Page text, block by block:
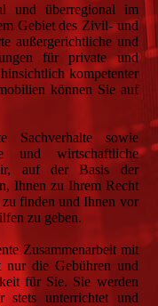
und überregional im
Gebiet des Zivil- und
außergerichtliche und
für private und
kompetenter
können Sie auf
Sachverhalte sowie
und wirtschaftliche
auf der Basis der
Ihnen zu Ihrem Recht
finden und Ihnen vor
zu geben.
Zusammenarbeit mit
die Gebühren und
für Sie. Sie werden
stets unterrichtet und